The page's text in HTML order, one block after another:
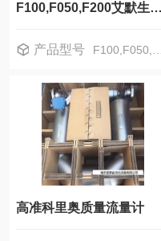
F100,F050,F200艾默生质量流量计F系列
产品型号 F100,F050,F200
高准科里奥质量流量计